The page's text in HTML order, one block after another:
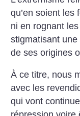
qu’en soient les
ni en rognant
stigmatisant
de ses origines
À ce titre, nous
avec les
qui vont